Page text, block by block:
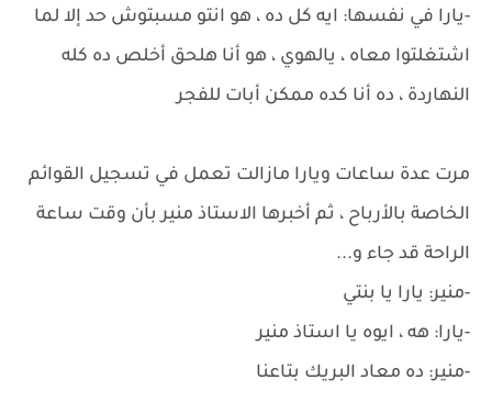
-يارا في نفسها: ايه كل ده ، هو انتو مسبتوش حد إلا لما
اشتغلتوا معاه ، يالهوي ، هو أنا هلحق أخلص ده كله
النهاردة ، ده أنا كده ممكن أبات للفجر
مرت عدة ساعات ويارا مازالت تعمل في تسجيل القوائم
الخاصة بالأرباح ، ثم أخبرها الاستاذ منير بأن وقت ساعة
الراحة قد جاء و...
-منير: يارا يا بنتي
-يارا: هه ، ايوه يا استاذ منير
-منير: ده معاد البريك بتاعنا